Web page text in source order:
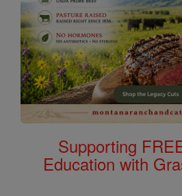
Supporting
Education with